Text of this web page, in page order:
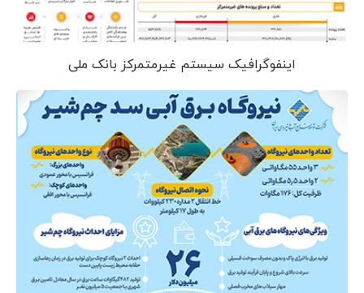
اینفوگرافیک سیستم غیرمتمرکز بانک ملی